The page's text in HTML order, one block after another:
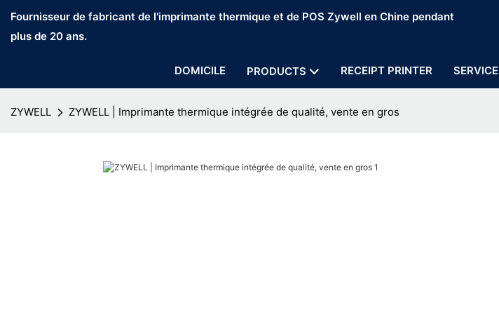
Fournisseur de fabricant de l'imprimante thermique et de POS Zywell en Chine pendant
plus de 20 ans.
DOMICILE PRODUCTS RECEIPT PRINTER SERVICE
ZYWELL ZYWELL | Imprimante thermique intégrée de qualité, vente en gros